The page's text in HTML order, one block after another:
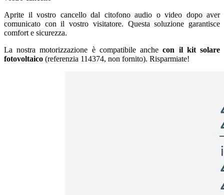
Aprite il vostro cancello dal citofono audio o video dopo aver
comunicato con il vostro visitatore. Questa soluzione garantisce
comfort e sicurezza.
La nostra motorizzazione è compatibile anchecon il kit solare
fotovoltaico (referenzia 114374, non fornito). Risparmiate!